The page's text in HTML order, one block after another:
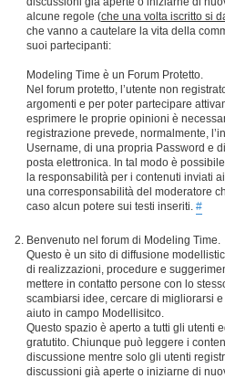
alcune regole (che una volta iscritto si
che vanno a cautelare la vita della
suoi partecipanti:
Modeling Time è un Forum Protetto.
Nel forum protetto, l’utente non
argomenti e per poter partecipare
esprimere le proprie opinioni è
registrazione prevede, normalmente,
Username, di una propria Password e
posta elettronica. In tal modo è
la responsabilità per i contenuti inviati
una corresponsabilità del moderatore
caso alcun potere sui testi inseriti. #
Benvenuto nel forum di Modeling Time.
Questo è un sito di diffusione
di realizzazioni, procedure e
mettere in contatto persone con lo
scambiarsi idee, cercare di migliorarsi
aiuto in campo Modellisitco.
Questo spazio è aperto a tutti gli utenti
gratutito. Chiunque può leggere i
discussione mentre solo gli utenti
discussioni già aperte o iniziarne di